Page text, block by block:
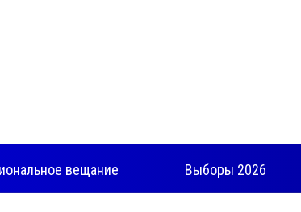
вещание Выборы 2026